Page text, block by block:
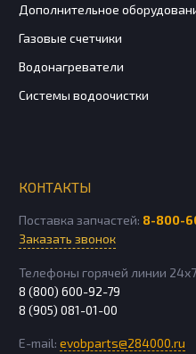
Дополнительное
Газовые счетчики
Водонагреватели
Системы водоочистки
КОНТАКТЫ
Поставка запчастей: 8-800-
Заказать звонок
Телефоны горячей линии
8 (800) 600-92-79
8 (905) 081-01-00
E-mail: evobparts@284000.ru